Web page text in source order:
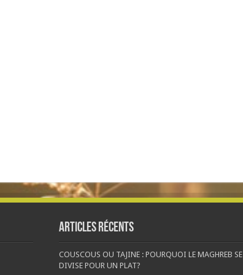
Articles récents
COUSCOUS OU TAJINE : POURQUOI LE MAGHREB SE
DIVISE POUR UN PLAT?